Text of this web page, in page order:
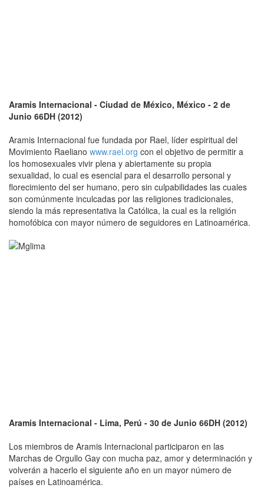
Aramis Internacional - Ciudad de México, México - 2 de
Junio 66DH (2012)
Aramis Internacional fue fundada por Rael, líder espiritual del
Movimiento Raeliano www.rael.org con el objetivo de permitir a
los homosexuales vivir plena y abiertamente su propia
sexualidad, lo cual es esencial para el desarrollo personal y
florecimiento del ser humano, pero sin culpabilidades las cuales
son comúnmente inculcadas por las religiones tradicionales,
siendo la más representativa la Católica, la cual es la religión
homofóbica con mayor número de seguidores en Latinoamérica.
Aramis Internacional - Lima, Perú - 30 de Junio 66DH (2012)
Los miembros de Aramis Internacional participaron en las
Marchas de Orgullo Gay con mucha paz, amor y determinación y
volverán a hacerlo el siguiente año en un mayor número de
países en Latinoamérica.